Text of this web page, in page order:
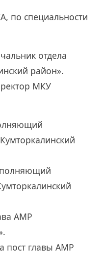
по специальности
отдела
район».
МКУ
АМР
пост главы АМР